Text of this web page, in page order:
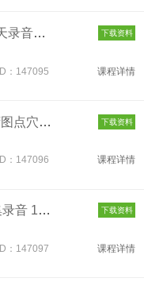
【左常波】针灸气化班5天录音内部资料全集高级班笔记资料 147095... 下载资料
：147095 课程详情
【栾贻波】全国道医脏腑图点穴疗法秘技 147096 下载资料
：147096 课程详情
【周左宇】医道精要48集录音 147097 下载资料
：147097 课程详情